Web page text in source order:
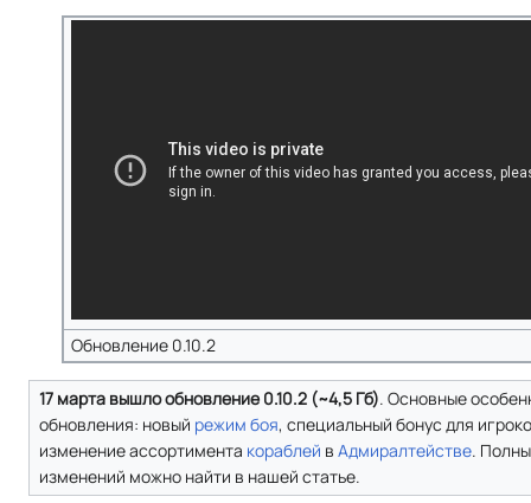
Обновление 0.10.2
17 марта вышло обновление 0.10.2 (~4,5 Гб). Основные
обновления: новый режим боя, специальный бонус для
изменение ассортимента кораблей в Адмиралтействе.
изменений можно найти в нашей статье.